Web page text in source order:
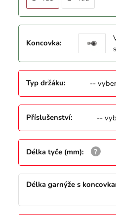
Koncovka:
Typ držáku: --
Příslušenství: --
Délka tyče (mm):
Délka garnýže s